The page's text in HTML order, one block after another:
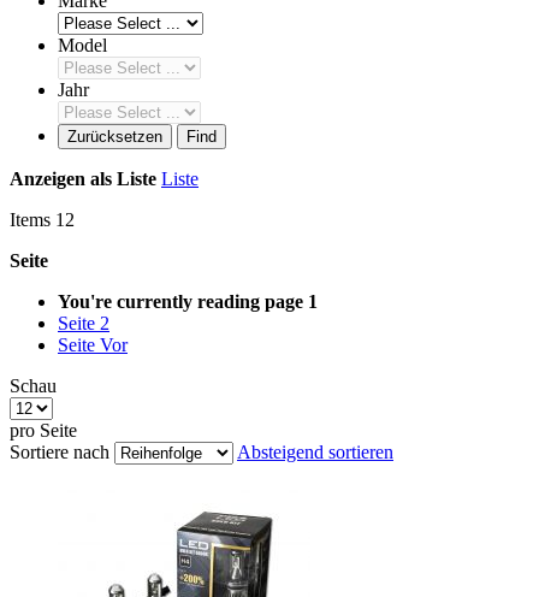
Model
Jahr
Zurücksetzen Find
Anzeigen als Liste Liste
Items 12
Seite
You're currently reading page 1
Seite 2
Seite Vor
Schau
pro Seite
Sortiere nach
Absteigend sortieren